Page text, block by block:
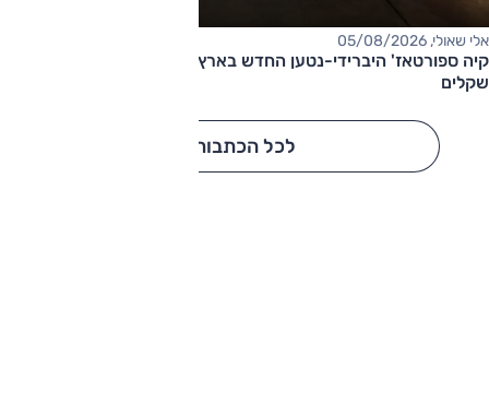
אלי שאולי, 05/08/2026
שקלים
לכל הכתבות